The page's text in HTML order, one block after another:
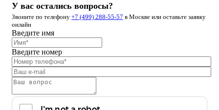
У вас остались вопросы?
Звоните по телефону +7 (499) 288-55-57 в Москве или оставьте заявку
онлайн
Введите имя
Введите номер